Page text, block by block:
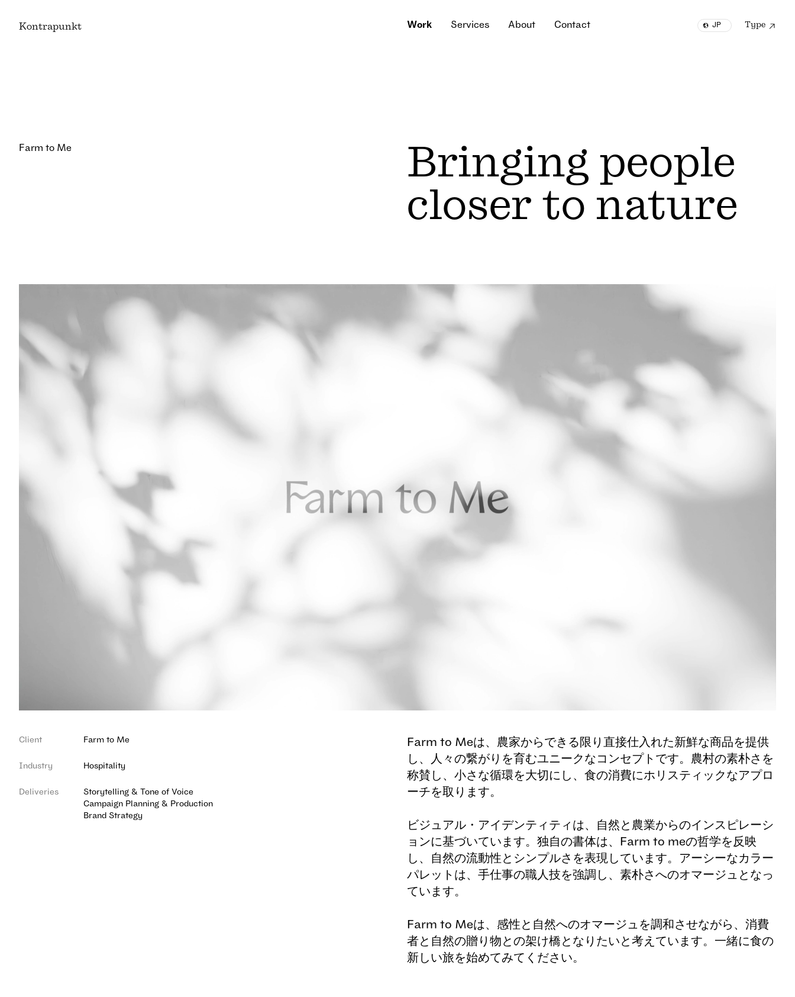
Kontrapunkt
Work
Services
About
Contact
JP
Type
Farm to Me
Bringing people
closer to nature
Client Farm to Me
Industry Hospitality
Deliveries
Storytelling & Tone of Voice
Campaign Planning & Production
Brand Strategy
Farm to Meは、農家からできる限り直接仕入れた新鮮な商品を提供
し、人々の繋がりを育むユニークなコンセプトです。農村の素朴さを
称賛し、小さな循環を大切にし、食の消費にホリスティックなアプロ
ーチを取ります。
ビジュアル・アイデンティティは、自然と農業からのインスピレーシ
ョンに基づいています。独自の書体は、Farm to meの哲学を反映
し、自然の流動性とシンプルさを表現しています。アーシーなカラー
パレットは、手仕事の職人技を強調し、素朴さへのオマージュとなっ
ています。
Farm to Meは、感性と自然へのオマージュを調和させながら、消費
者と自然の贈り物との架け橋となりたいと考えています。一緒に食の
新しい旅を始めてみてください。